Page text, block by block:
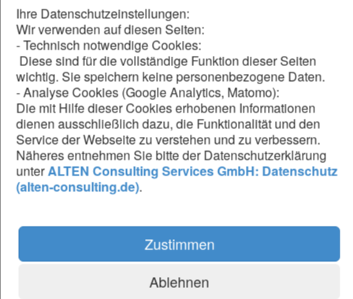
Ihre Datenschutzeinstellungen:
Wir verwenden auf diesen Seiten:
- Technisch notwendige Cookies:
Diese sind für die vollständige Funktion dieser Seiten
wichtig. Sie speichern keine personenbezogene Daten.
- Analyse Cookies (Google Analytics, Matomo):
Die mit Hilfe dieser Cookies erhobenen Informationen
dienen ausschließlich dazu, die Funktionalität und den
Service der Webseite zu verstehen und zu verbessern.
Näheres entnehmen Sie bitte der Datenschutzerklärung
unterALTEN Consulting Services GmbH: Datenschutz
(alten-consulting.de).
Zustimmen
Ablehnen
Funktions- und Integrationstests
dokumentierst Prüf-, Test- und Reparaturarbeiten
strukturiert und nachvollziehbar
arbeitest eng mit Qualität, Engineering und Produktion
zusammen und stellst Sicherheits- und
Qualitätsstandards sicher
Be our forward thinker
DU...
hast eine abgeschlossene technische Ausbildung als
verfügst über eine Hochvolt-Qualifikation (Level 3 /
bringst Kenntnisse in Mechanik, Elektrik und
Steuerungstechnik mit
kannst technische Zeichnungen und Schaltpläne lesen